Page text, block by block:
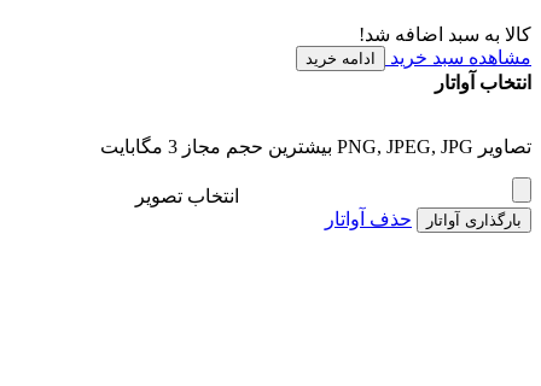
کالا به سبد اضافه شد!
مشاهده سبد خرید
ادامه خرید
انتخاب آواتار
تصاویر PNG, JPEG, JPG بیشترین حجم مجاز 3 مگابایت
انتخاب تصویر
بارگذاری آواتار حذف آواتار